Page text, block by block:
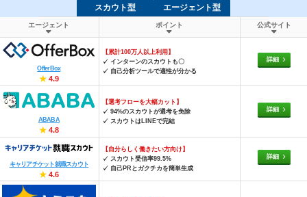
スカウト型 エージェント型
エージェント ポイント 公式サイト
OfferBox
★4.9
【累計100万人以上利用】
✓ インターンのスカウトも〇
✓ 自己分析ツールで適性が分かる
詳細
ABABA
★4.8
【選考フローを大幅カット】
✓ 94%のスカウトが選考を免除
✓ スカウトはLINEで完結
詳細
キャリアチケット就職スカウト
★4.6
【自分らしく働きたい方向け】
✓ スカウト受信率99.5%
✓ 自己PRとガクチカを簡単生成
詳細